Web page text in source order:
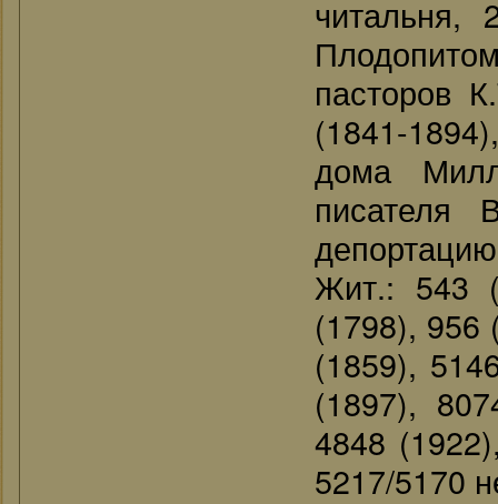
читальня,
пасторов
(1841-
дома
писателя
Жит.: 543
(1798), 956
(1859),
(1897),
4848
5217/5170